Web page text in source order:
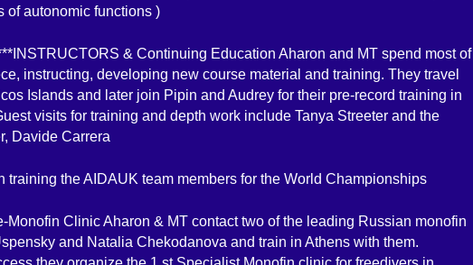
of autonomic functions )
& Continuing Education Aharon and MT spend most of
instructing, developing new course material and training. They travel
Islands and later join Pipin and Audrey for their pre-record training in
visits for training and depth work include Tanya Streeter and the
Davide Carrera
training the AIDAUK team members for the World Championships
Monofin Clinic Aharon & MT contact two of the leading Russian monofin
and Natalia Chekodanova and train in Athens with them.